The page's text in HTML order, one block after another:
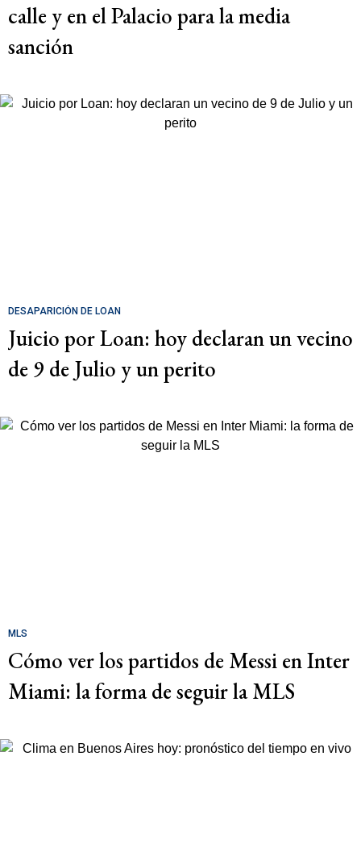
calle y en el Palacio para la media
sanción
DESAPARICIÓN DE LOAN
Juicio por Loan: hoy declaran un vecino
de 9 de Julio y un perito
MLS
Cómo ver los partidos de Messi en Inter
Miami: la forma de seguir la MLS